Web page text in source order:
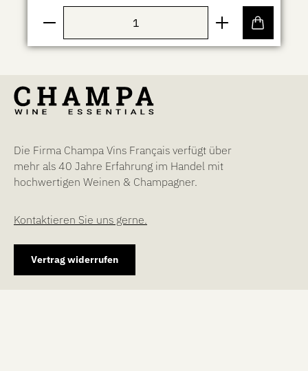
Produkt Anzahl: Gib den gewünschten Wert ein
Die Firma Champa Vins Français verfügt über
mehr als 40 Jahre Erfahrung im Handel mit
hochwertigen Weinen & Champagner.
Kontaktieren Sie uns gerne.
Vertrag widerrufen